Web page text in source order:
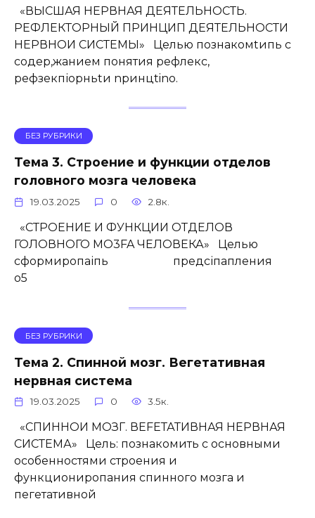
«ВЫСШАЯ НЕРВНАЯ ДЕЯТЕЛЬНОСТЬ.
РЕФЛЕКТОРНЫЙ ПРИНЦИП ДЕЯТЕЛЬНОСТИ
НЕРВНОИ СИСТЕМЫ» Целью познакомtипь с
содер,жанием понятия рефлекс,
рефзекпіорньtи npинцtino.
БЕЗ РУБРИКИ
Тема 3. Строение и функции отделов
головного мозга человека
19.03.2025 0 2.8к.
«СТРОЕНИЕ И ФУНКЦИИ ОТДЕЛОВ
ГОЛОВНОГО MO3FA ЧЕЛОВЕКА» Целью
сформиропаіпь предсіпапления
o5
БЕЗ РУБРИКИ
Тема 2. Спинной мозг. Вегетативная
нервная система
19.03.2025 0 3.5к.
«СПИННОИ МОЗГ. ВЕFЕТАТИВНАЯ НЕРВНАЯ
СИСТЕМА» Цель: познакомить с основными
особенностями строения и
функциониропания спинного мозга и
пегетативной